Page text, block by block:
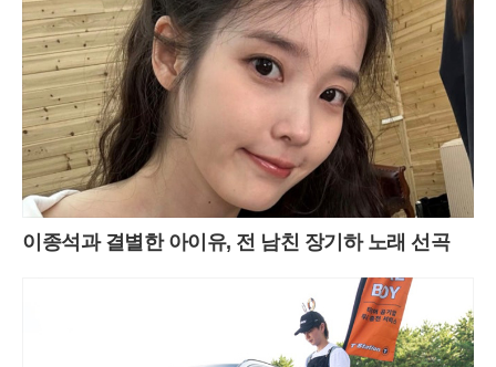
이종석과 결별한 아이유, 전 남친 장기하 노래 선곡